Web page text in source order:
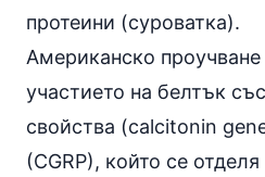
протеини (суроватка).
Американско проучване
участието на белтък
свойства (calcitonin
(CGRP), който се